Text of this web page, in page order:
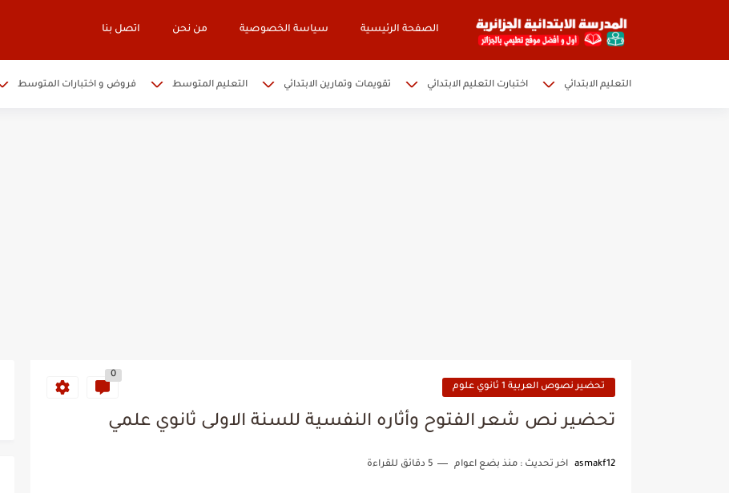
الصفحة الرئيسية سياسة الخصوصية من نحن اتصل بنا
التعليم الابتدائي اختبارت التعليم الابتدائي تقويمات وتمارين الابتدائي التعليم المتوسط فروض و اختبارات المتوسط
تحضير نصوص العربية 1 ثانوي علوم
0
تحضير نص شعر الفتوح وأثاره النفسية للسنة الاولى ثانوي علمي
asmakf12 اخر تحديث : منذ بضع اعوام 5 دقائق للقراءة